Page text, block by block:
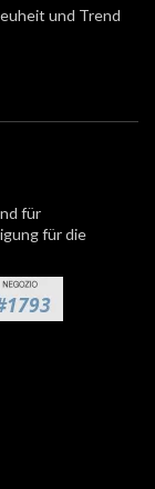
und Trend
für
für die